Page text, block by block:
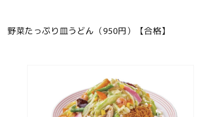
野菜たっぷり皿うどん（950円）【合格】